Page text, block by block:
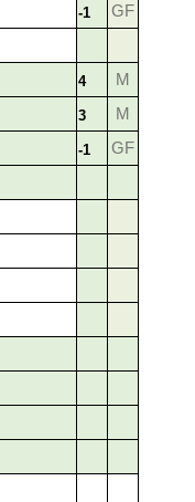
-1 GF
4 M
3 M
-1 GF